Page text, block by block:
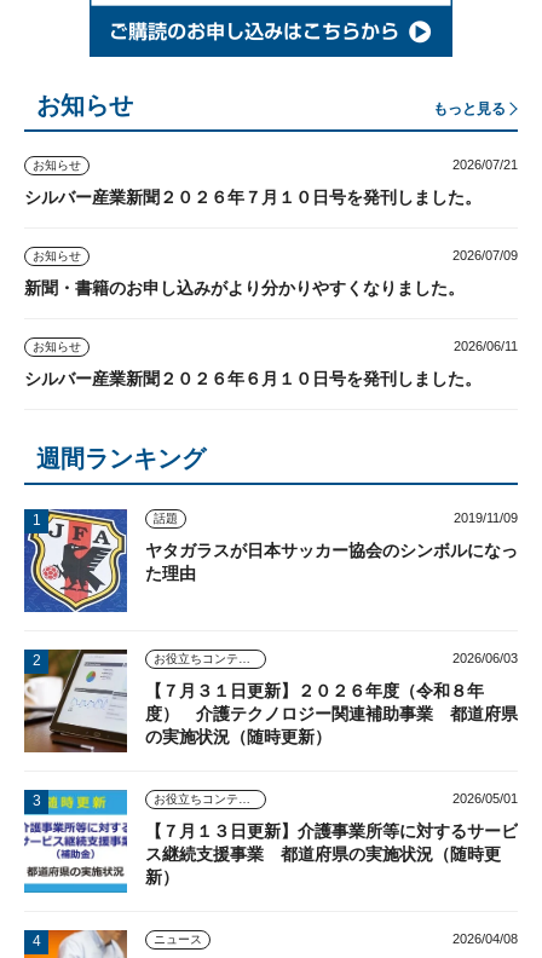
お知らせ もっと見る
お知らせ 2026/07/21
シルバー産業新聞２０２６年７月１０日号を発刊しました。
お知らせ 2026/07/09
新聞・書籍のお申し込みがより分かりやすくなりました。
お知らせ 2026/06/11
シルバー産業新聞２０２６年６月１０日号を発刊しました。
週間ランキング
話題 2019/11/09
ヤタガラスが日本サッカー協会のシンボルになっ
た理由
2026/06/03
【７月３１日更新】２０２６年度（令和８年
度） 介護テクノロジー関連補助事業 都道府県
の実施状況（随時更新）
2026/05/01
【７月１３日更新】介護事業所等に対するサービ
ス継続支援事業 都道府県の実施状況（随時更
新）
ニュース 2026/04/08